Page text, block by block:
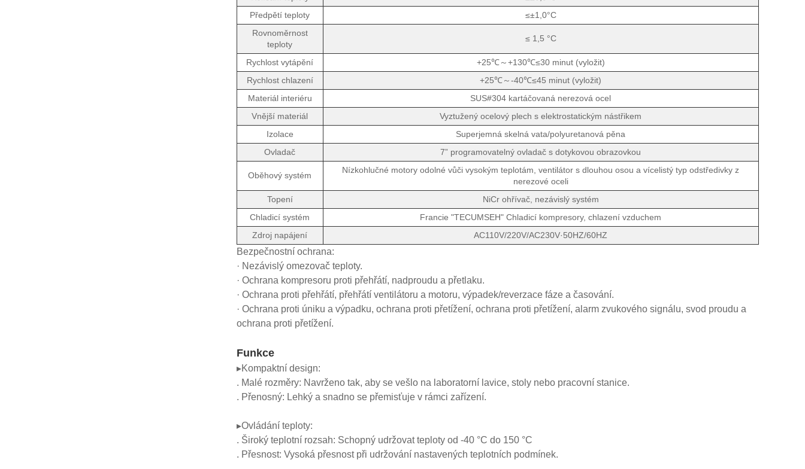
Předpětí teploty
≤±1,0°C
Rovnoměrnost
teploty
≤ 1,5 °C
Rychlost vytápění
+25℃～+130℃≤30 minut (vyložit)
Rychlost chlazení
+25℃～-40℃≤45 minut (vyložit)
Materiál interiéru
SUS#304 kartáčovaná nerezová ocel
Vnější materiál
Vyztužený ocelový plech s elektrostatickým nástřikem
Izolace
Superjemná skelná vata/polyuretanová pěna
Ovladač
7” programovatelný ovladač s dotykovou obrazovkou
Oběhový systém
Nízkohlučné motory odolné vůči vysokým teplotám, ventilátor s dlouhou osou a vícelistý typ odstředivky z
nerezové oceli
Topení
NiCr ohřívač, nezávislý systém
Chladicí systém
Francie "TECUMSEH" Chladicí kompresory, chlazení vzduchem
Zdroj napájení
AC110V/220V/AC230V·50HZ/60HZ
Bezpečnostní ochrana:
· Nezávislý omezovač teploty.
· Ochrana kompresoru proti přehřátí, nadproudu a přetlaku.
· Ochrana proti přehřátí, přehřátí ventilátoru a motoru, výpadek/reverzace fáze a časování.
· Ochrana proti úniku a výpadku, ochrana proti přetížení, ochrana proti přetížení, alarm zvukového signálu, svod proudu a
ochrana proti přetížení.
Funkce
▸Kompaktní design:
. Malé rozměry: Navrženo tak, aby se vešlo na laboratorní lavice, stoly nebo pracovní stanice.
. Přenosný: Lehký a snadno se přemisťuje v rámci zařízení.
▸Ovládání teploty:
. Široký teplotní rozsah: Schopný udržovat teploty od -40 °C do 150 °C
. Přesnost: Vysoká přesnost při udržování nastavených teplotních podmínek.